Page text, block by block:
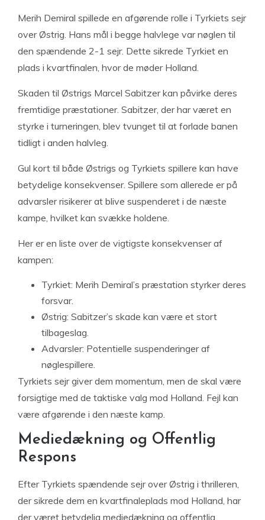
Merih Demiral spillede en afgørende rolle i Tyrkiets sejr
over Østrig. Hans mål i begge halvlege var nøglen til
den spændende 2-1 sejr. Dette sikrede Tyrkiet en
plads i kvartfinalen, hvor de møder Holland.
Skaden til Østrigs Marcel Sabitzer kan påvirke deres
fremtidige præstationer. Sabitzer, der har været en
styrke i turneringen, blev tvunget til at forlade banen
tidligt i anden halvleg.
Gul kort til både Østrigs og Tyrkiets spillere kan have
betydelige konsekvenser. Spillere som allerede er på
advarsler risikerer at blive suspenderet i de næste
kampe, hvilket kan svække holdene.
Her er en liste over de vigtigste konsekvenser af
kampen:
Tyrkiet: Merih Demiral’s præstation styrker deres
forsvar.
Østrig: Sabitzer’s skade kan være et stort
tilbageslag.
Advarsler: Potentielle suspenderinger af
nøglespillere.
Tyrkiets sejr giver dem momentum, men de skal være
forsigtige med de taktiske valg mod Holland. Fejl kan
være afgørende i den næste kamp.
Mediedækning og Offentlig
Respons
Efter Tyrkiets spændende sejr over Østrig i thrilleren,
der sikrede dem en kvartfinaleplads mod Holland, har
der været betydelig mediedækning og offentlig